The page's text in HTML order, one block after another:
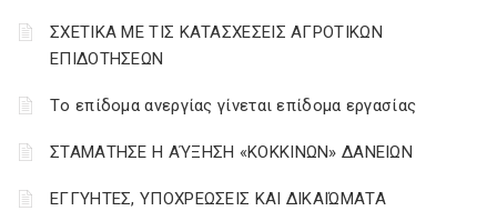
ΣΧΕΤΙΚΑ ΜΕ ΤΙΣ ΚΑΤΑΣΧΕΣΕΙΣ ΑΓΡΟΤΙΚΩΝ
ΕΠΙΔΟΤΗΣΕΩΝ
Tο επίδομα ανεργίας γίνεται επίδομα εργασίας
ΣΤΑΜΑΤΗΣΕ Η ΑΎΞΗΣΗ «ΚΟΚΚΙΝΩΝ» ΔΑΝΕΙΩΝ
ΕΓΓΥΗΤΕΣ, ΥΠΟΧΡΕΩΣΕΙΣ ΚΑΙ ΔΙΚΑΙΏΜΑΤΑ